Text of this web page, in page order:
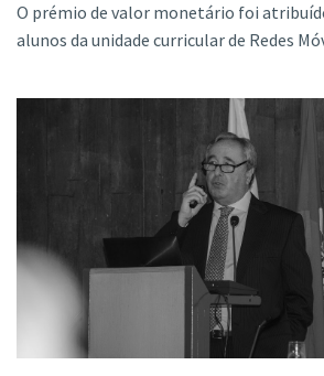
O prémio de valor monetário foi
alunos da unidade curricular de Redes